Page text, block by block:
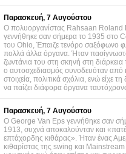
Παρασκευή, 7 Αυγούστου
Ο πολυοργανίστας Rahsaan Roland
γεννήθηκε σαν σήμερα το 1935 στο
του Ohio, Έπαιζε τενόρο σαξόφωνο
πολλά άλλα όργανα. Ήταν
ζωντάνια του στη σκηνή στη διάρκεια
ο αυτοσχεδιασμός συνοδευόταν από
στοιχεία, πολιτικά σχόλια, ενώ είχε
να παίζει διάφορα όργανα
Παρασκευή, 7 Αυγούστου
Ο George Van Eps γεννήθηκε σαν
1913, συχνά αποκαλούνταν και
επτάχορδης κιθάρας». Ήταν ένας
κιθαρίστας της swing και